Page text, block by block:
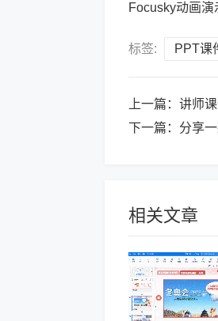
Focusky动画演
标签: PPT课
上一篇： 讲师
下一篇： 分享
相关文章